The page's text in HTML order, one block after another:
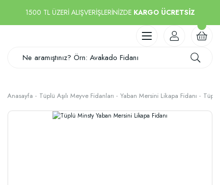
1500 TL ÜZERİ ALIŞVERİŞLERİNİZDE KARGO ÜCRETSİZ
Anasayfa Tüplü Aşılı Meyve Fidanları Yaban Mersini Likapa Fidanı